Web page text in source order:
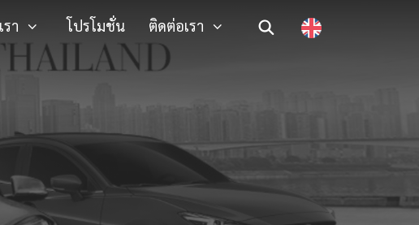
รา โปรโมชั่น ติดต่อเรา